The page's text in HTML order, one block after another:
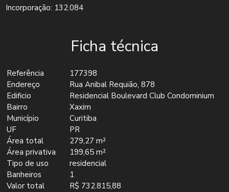
Incorporação: 132.084
Ficha técnica
Referência
177398
Endereço
Rua Anibal Requião, 878
Edificio
Residencial Boulevard Club Condominium
Bairro
Xaxim
Município
Curitiba
UF
PR
Área total
279,27 m²
Área privativa
199,65 m²
Tipo de uso
residencial
Banheiros
1
Valor total
R$ 732.815,88